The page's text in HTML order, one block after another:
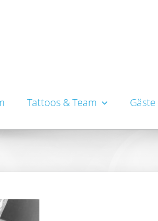
Tattoos & Team Gäste